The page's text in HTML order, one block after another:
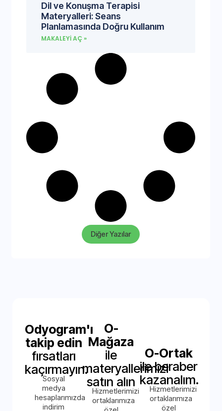
Dil ve Konuşma Terapisi
Materyalleri: Seans
Planlamasında Doğru Kullanım
MAKALEYI AÇ »
Diğer Yazılar
Odyogram'ı
takip edin
fırsatları
kaçırmayın.
Sosyal
medya
hesaplarımızda
indirim
O-
Mağaza
ile
materyallerimizi
satın alın
Hizmetlerimizi
ortaklarımıza
O-Ortak
ile beraber
kazanalım.
Hizmetlerimizi
ortaklarımıza
özel